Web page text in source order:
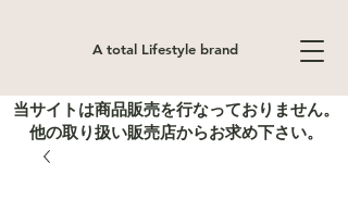
A total Lifestyle brand
当サイトは商品販売を行なっておりません。
他の取り扱い販売店からお求め下さい。